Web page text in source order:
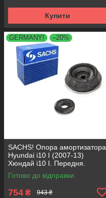
Купити
GERMANY! –20%
SACHS! Опора амортизатора
Hyundai i10 I (2007-13)
Хюндай i10 I. Передня.
SM5818 , 801063 , KB689.27 ,
VKDA88511
Готово до відправки
754 ₴ 943 ₴